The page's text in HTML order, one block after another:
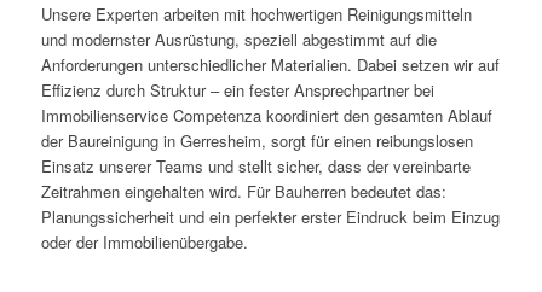
Unsere Experten arbeiten mit hochwertigen Reinigungsmitteln
und modernster Ausrüstung, speziell abgestimmt auf die
Anforderungen unterschiedlicher Materialien. Dabei setzen wir auf
Effizienz durch Struktur – ein fester Ansprechpartner bei
Immobilienservice Competenza koordiniert den gesamten Ablauf
der Baureinigung in Gerresheim, sorgt für einen reibungslosen
Einsatz unserer Teams und stellt sicher, dass der vereinbarte
Zeitrahmen eingehalten wird. Für Bauherren bedeutet das:
Planungssicherheit und ein perfekter erster Eindruck beim Einzug
oder der Immobilienübergabe.